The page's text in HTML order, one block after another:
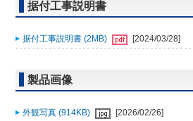
据付工事説明書
据付工事説明書 (2MB) [2024/03/28]
製品画像
外観写真 (914KB) [2026/02/26]